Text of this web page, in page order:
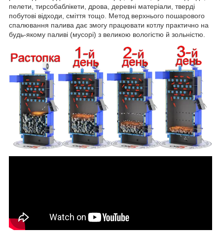
пелети, тирсобаблікети, дрова, деревні матеріали, тверді
побутові відходи, сміття тощо. Метод верхнього пошарового
спалювання палива дає змогу працювати котлу практично на
будь-якому паливі (мусорі) з великою вологістю й зольністю.